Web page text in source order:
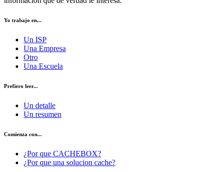
Yo trabajo en...
Un ISP
Una Empresa
Otro
Una Escuela
Prefiero leer...
Un detalle
Un resumen
Comienza con...
¿Por que CACHEBOX?
¿Por que una solucion cache?